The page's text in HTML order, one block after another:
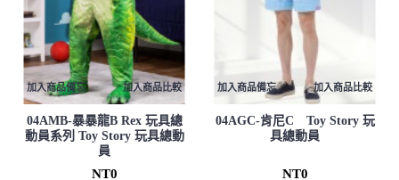
加入商品備忘 加入商品比較
04AMB-暴暴龍B Rex 玩具總
動員系列 Toy Story 玩具總動
員
NT0
加入商品備忘 加入商品比較
04AGC-肯尼C Toy Story 玩
具總動員
NT0